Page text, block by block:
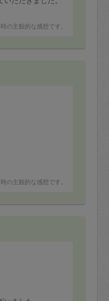
の主観的な感想です。
の主観的な感想です。